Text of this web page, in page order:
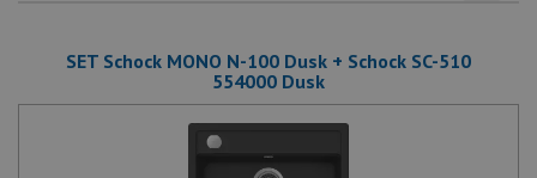
SET Schock MONO N-100 Dusk + Schock SC-510
554000 Dusk